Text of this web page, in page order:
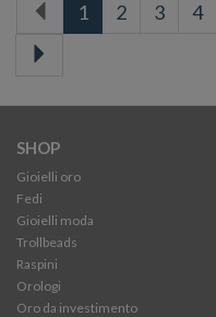
1 2 3 4
SHOP
Gioielli oro
Fedi
Gioielli moda
Trollbeads
Raspini
Orologi
Oro da investimento